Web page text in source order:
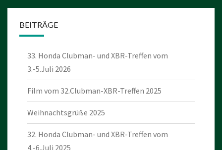
BEITRÄGE
33. Honda Clubman- und XBR-Treffen vom
3.-5.Juli 2026
Film vom 32.Clubman-XBR-Treffen 2025
Weihnachtsgrüße 2025
32. Honda Clubman- und XBR-Treffen vom
4.-6.Juli 2025